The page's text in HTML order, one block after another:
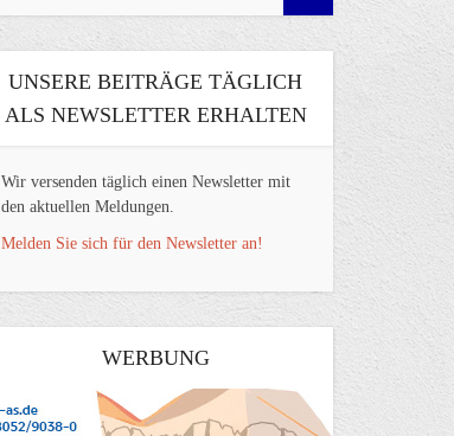
UNSERE BEITRÄGE TÄGLICH
ALS NEWSLETTER ERHALTEN
Wir versenden täglich einen Newsletter mit
den aktuellen Meldungen.
Melden Sie sich für den Newsletter an!
WERBUNG